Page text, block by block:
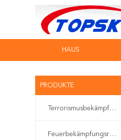
HAUS
PRODUKTE
Terrorismusbekämpfungs-Ausrüstung
Feuerbekämpfungsroboter